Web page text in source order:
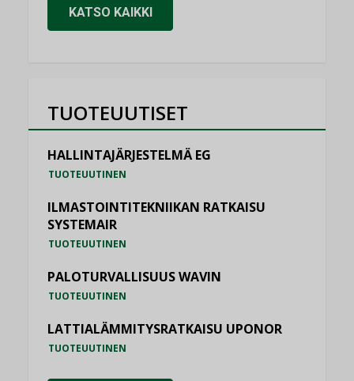
KATSO KAIKKI
TUOTEUUTISET
HALLINTAJÄRJESTELMÄ EG
TUOTEUUTINEN
ILMASTOINTITEKNIIKAN RATKAISU
SYSTEMAIR
TUOTEUUTINEN
PALOTURVALLISUUS WAVIN
TUOTEUUTINEN
LATTIALÄMMITYSRATKAISU UPONOR
TUOTEUUTINEN